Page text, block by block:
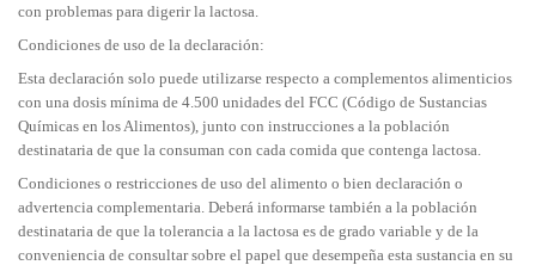
con problemas para digerir la lactosa.
Condiciones de uso de la declaración:
Esta declaración solo puede utilizarse respecto a complementos alimenticios
con una dosis mínima de 4.500 unidades del FCC (Código de Sustancias
Químicas en los Alimentos), junto con instrucciones a la población
destinataria de que la consuman con cada comida que contenga lactosa.
Condiciones o restricciones de uso del alimento o bien declaración o
advertencia complementaria. Deberá informarse también a la población
destinataria de que la tolerancia a la lactosa es de grado variable y de la
conveniencia de consultar sobre el papel que desempeña esta sustancia en su